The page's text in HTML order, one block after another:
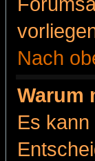
Nach
Warum
Es